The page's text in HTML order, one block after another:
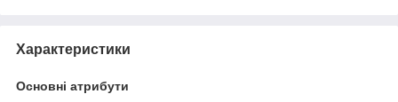
Характеристики
Основні атрибути